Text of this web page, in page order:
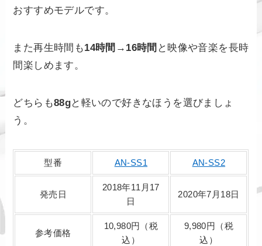
おすすめモデルです。
また再生時間も14時間→16時間 と映像や音楽を長時
間楽しめます。
どちらも88gと軽いので好きなほうを選びましょ
う。
型番 AN-SS1 AN-SS2
発売日
2018年11月17
日
2020年7月18日
参考価格
10,980円（税
込）
9,980円（税
込）